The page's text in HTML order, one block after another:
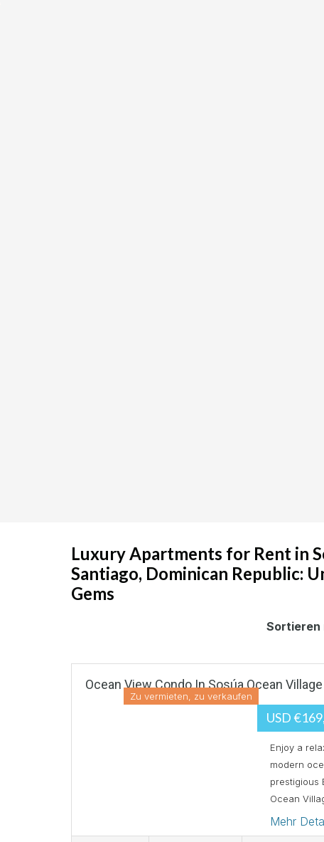
Luxury Apartments for Rent in
Santiago, Dominican Republic:
Gems
Sortieren
Ocean View Condo In Sosúa Ocean
Zu vermieten, zu verkaufen
USD
Enjoy a
modern
prestigious
Ocean
Mehr